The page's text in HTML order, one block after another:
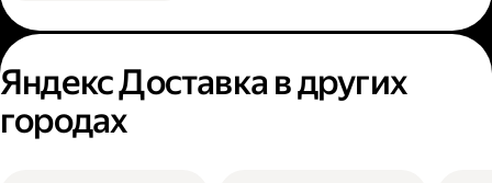
Яндекс Доставка в других
городах